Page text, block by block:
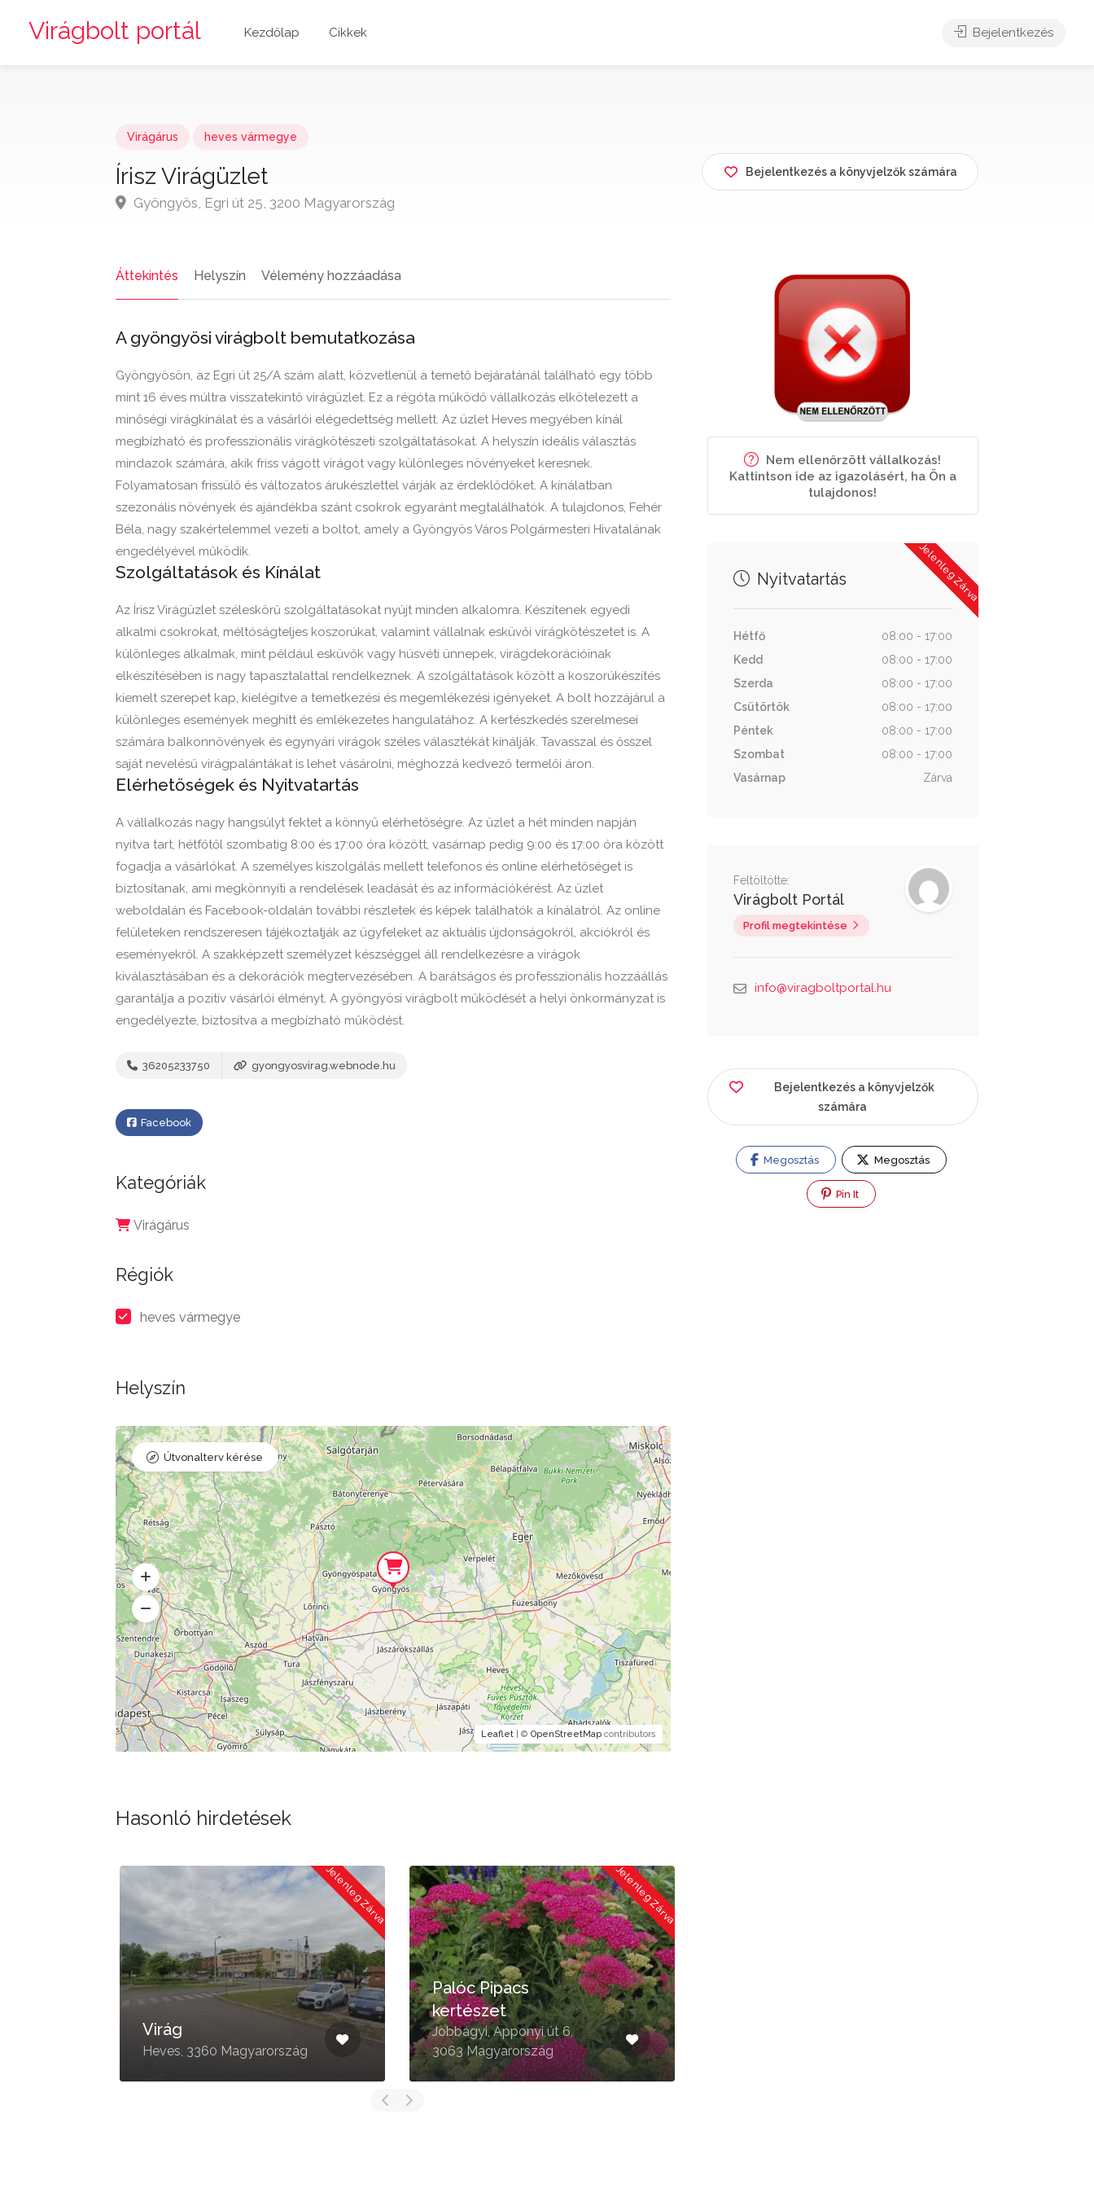
Virágbolt portál Kezdőlap Cikkek Bejelentkezés
Virágárus heves vármegye
Írisz Virágüzlet
Gyöngyös, Egri út 25, 3200 Magyarország
Bejelentkezés a könyvjelzők számára
Áttekintés Helyszín Vélemény hozzáadása
A gyöngyösi virágbolt bemutatkozása
Gyöngyösön, az Egri út 25/A szám alatt, közvetlenül a temető bejáratánál található egy több
mint 16 éves múltra visszatekintő virágüzlet. Ez a régóta működő vállalkozás elkötelezett a
minőségi virágkínálat és a vásárlói elégedettség mellett. Az üzlet Heves megyében kínál
megbízható és professzionális virágkötészeti szolgáltatásokat. A helyszín ideális választás
mindazok számára, akik friss vágott virágot vagy különleges növényeket keresnek.
Folyamatosan frissülő és változatos árukészlettel várják az érdeklődőket. A kínálatban
szezonális növények és ajándékba szánt csokrok egyaránt megtalálhatók. A tulajdonos, Fehér
Béla, nagy szakértelemmel vezeti a boltot, amely a Gyöngyös Város Polgármesteri Hivatalának
engedélyével működik.
Szolgáltatások és Kínálat
Az Írisz Virágüzlet széleskörű szolgáltatásokat nyújt minden alkalomra. Készítenek egyedi
alkalmi csokrokat, méltóságteljes koszorúkat, valamint vállalnak esküvői virágkötészetet is. A
különleges alkalmak, mint például esküvők vagy húsvéti ünnepek, virágdekorációinak
elkészítésében is nagy tapasztalattal rendelkeznek. A szolgáltatások között a koszorúkészítés
kiemelt szerepet kap, kielégítve a temetkezési és megemlékezési igényeket. A bolt hozzájárul a
különleges események meghitt és emlékezetes hangulatához. A kertészkedés szerelmesei
számára balkonnövények és egynyári virágok széles választékát kínálják. Tavasszal és ősszel
saját nevelésű virágpalántákat is lehet vásárolni, méghozzá kedvező termelői áron.
Elérhetőségek és Nyitvatartás
A vállalkozás nagy hangsúlyt fektet a könnyű elérhetőségre. Az üzlet a hét minden napján
nyitva tart, hétfőtől szombatig 8:00 és 17:00 óra között, vasárnap pedig 9:00 és 17:00 óra között
fogadja a vásárlókat. A személyes kiszolgálás mellett telefonos és online elérhetőséget is
biztosítanak, ami megkönnyíti a rendelések leadását és az információkérést. Az üzlet
weboldalán és Facebook-oldalán további részletek és képek találhatók a kínálatról. Az online
felületeken rendszeresen tájékoztatják az ügyfeleket az aktuális újdonságokról, akciókról és
eseményekről. A szakképzett személyzet készséggel áll rendelkezésre a virágok
kiválasztásában és a dekorációk megtervezésében. A barátságos és professzionális hozzáállás
garantálja a pozitív vásárlói élményt. A gyöngyösi virágbolt működését a helyi önkormányzat is
engedélyezte, biztosítva a megbízható működést.
36205233750 gyongyosvirag.webnode.hu
Facebook
Kategóriák
Virágárus
Régiók
heves vármegye
Helyszín
Leaflet| © OpenStreetMapcontributors
Útvonalterv kérése
Hasonló hirdetések
Jelenleg Zárva
Virág
Heves, 3360 Magyarország
Jelenleg Zárva
Palóc Pipacs
kertészet
Jobbágyi, Apponyi út 6,
3063 Magyarország
Nem ellenőrzött vállalkozás!
Kattintson ide az igazolásért, ha Ön a
tulajdonos!
Jelenleg Zárva
Nyitvatartás
Hétfő
08:00 - 17:00
Kedd
08:00 - 17:00
Szerda
08:00 - 17:00
Csütörtök
08:00 - 17:00
Péntek
08:00 - 17:00
Szombat
08:00 - 17:00
Vasárnap
Zárva
Feltöltötte:
Virágbolt Portál
Profil megtekintése
info@viragboltportal.hu
Bejelentkezés a könyvjelzők
számára
Megosztás Megosztás
Pin It